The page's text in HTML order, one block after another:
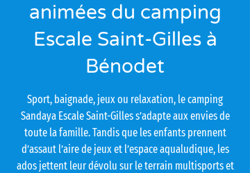
animées du camping
Escale Saint-Gilles à
Bénodet
Sport, baignade, jeux ou relaxation, le camping
Sandaya Escale Saint-Gilles s’adapte aux envies de
toute la famille. Tandis que les enfants prennent
d’assaut l’aire de jeux et l’espace aqualudique, les
ados jettent leur dévolu sur le terrain multisports et